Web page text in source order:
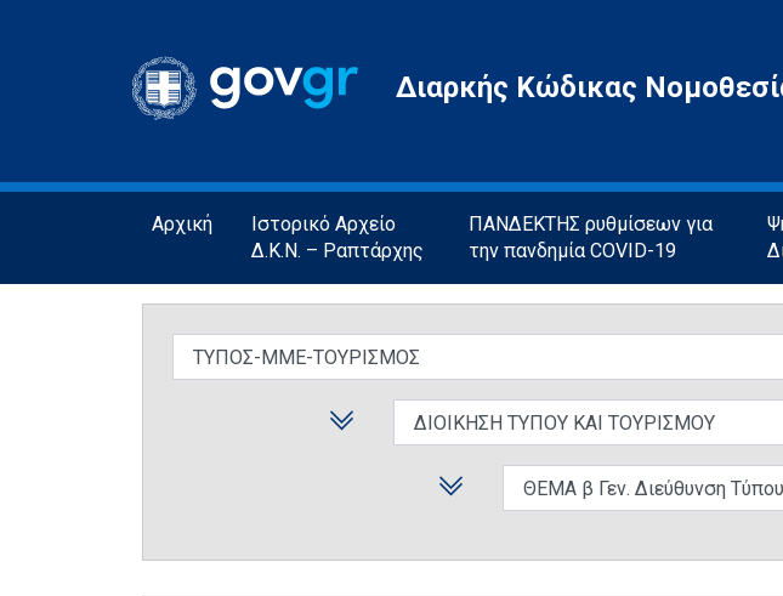
Gov.gr
Διαρκής Κώδικας
Αρχική
Ιστορικό Αρχείο
Δ.Κ.Ν. – Ραπτάρχης
ΠΑΝΔΕΚΤΗΣ ρυθμίσεων για
την πανδημία COVID-19